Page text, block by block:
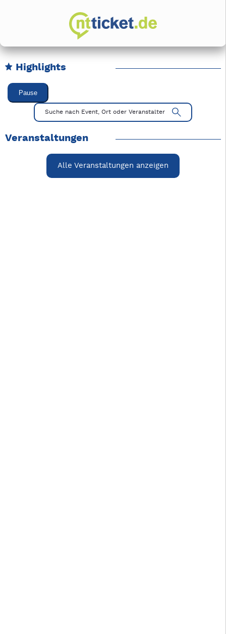
Highlights
Karussell Veranstaltungen überspringen
Pause
Mit Tab zu den Steuerelementen wechseln. Mit Pfeiltasten
Suche nach Event, Ort oder Veranstalter
Veranstaltungen
Alle Veranstaltungen anzeigen